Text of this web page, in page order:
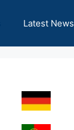
Latest News